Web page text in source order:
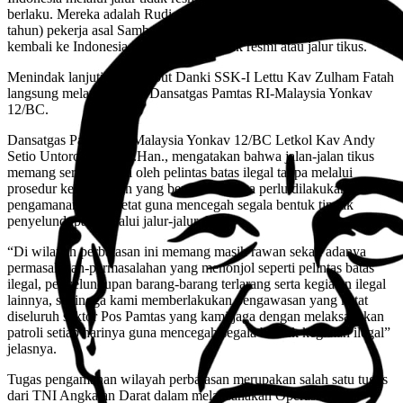
berlaku. Mereka adalah Rudi (28 tahun) dan Haekal Patang (30
tahun) pekerja asal Sambas yang bekerja di Malaysia dan akan
kembali ke Indonesia melewati jalur tidak resmi atau jalur tikus.
Menindak lanjuti hal tersebut Danki SSK-I Lettu Kav Zulham Fatah
langsung melaporkan ke Dansatgas Pamtas RI-Malaysia Yonkav
12/BC.
Dansatgas Pamtas RI-Malaysia Yonkav 12/BC Letkol Kav Andy
Setio Untoro, S.H., M.Han., mengatakan bahwa jalan-jalan tikus
memang sering dilalui oleh pelintas batas ilegal tanpa melalui
prosedur keimigrasian yang benar, sehingga perlu dilakukan
pengamanan yang ketat guna mencegah segala bentuk tindak
penyelundupan melalui jalur-jalur darat.
“Di wilayah perbatasan ini memang masih rawan sekali adanya
permasalahan-permasalahan yang menonjol seperti pelintas batas
ilegal, penyelundupan barang-barang terlarang serta kegiatan ilegal
lainnya, sehingga kami memberlakukan pengawasan yang ketat
diseluruh sektor Pos Pamtas yang kami jaga dengan melaksanakan
patroli setiap harinya guna mencegah segala bentuk kegiatan ilegal”
jelasnya.
Tugas pengamanan wilayah perbatasan merupakan salah satu tugas
dari TNI Angkatan Darat dalam melaksanakan Operasi Militer